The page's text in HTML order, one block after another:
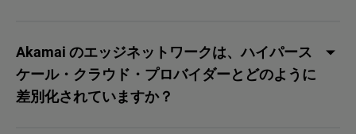
Akamai のエッジネットワークは、ハイパース
ケール・クラウド・プロバイダーとどのように
差別化されていますか？